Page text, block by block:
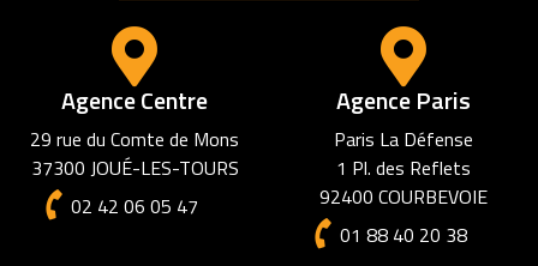
Agence Centre
29 rue du Comte de Mons
37300 JOUÉ-LES-TOURS
02 42 06 05 47
Agence Paris
Paris La Défense
1 Pl. des Reflets
92400 COURBEVOIE
01 88 40 20 38